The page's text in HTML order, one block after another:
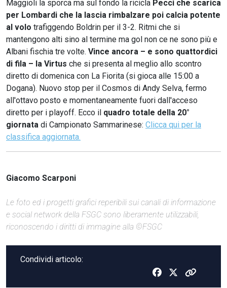
Maggioli la sporca ma sul fondo la ricicla Pecci che scarica
per Lombardi che la lascia rimbalzare poi calcia potente
al volo trafiggendo Boldrin per il 3-2. Ritmi che si
mantengono alti sino al termine ma gol non ce ne sono più e
Albani fischia tre volte. Vince ancora – e sono quattordici
di fila – la Virtus che si presenta al meglio allo scontro
diretto di domenica con La Fiorita (si gioca alle 15:00 a
Dogana). Nuovo stop per il Cosmos di Andy Selva, fermo
all'ottavo posto e momentaneamente fuori dall'acceso
diretto per i playoff. Ecco il quadro totale della 20°
giornata di Campionato Sammarinese: Clicca qui per la
classifica aggiornata.
Giacomo Scarponi
Le foto ed i progetti grafici reperibili sui canali di informazione
e social network della FSGC sono liberamente utilizzabili,
riconoscendo i diritti di immagine alla ©FSGC
Condividi articolo: